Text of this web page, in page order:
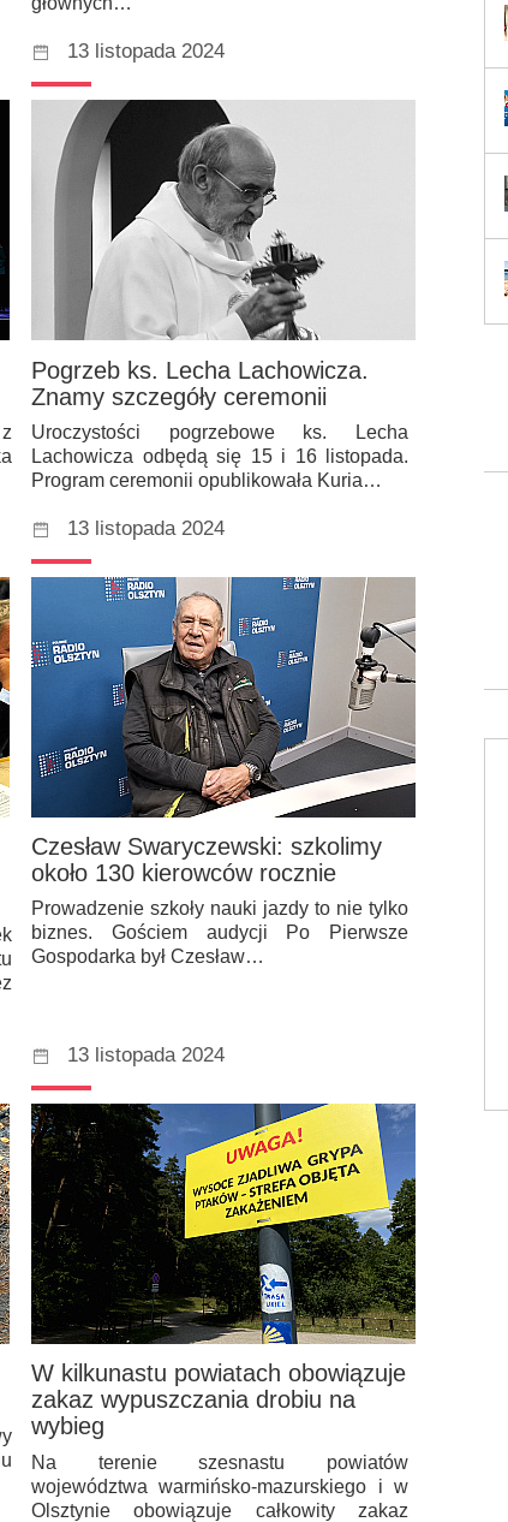
13 listopada 2024
Pogrzeb ks. Lecha Lachowicza.
Znamy szczegóły ceremonii
Uroczystości pogrzebowe ks. Lecha
Lachowicza odbędą się 15 i 16 listopada.
Program ceremonii opublikowała Kuria…
13 listopada 2024
Czesław Swaryczewski: szkolimy
około 130 kierowców rocznie
Prowadzenie szkoły nauki jazdy to nie tylko
biznes. Gościem audycji Po Pierwsze
Gospodarka był Czesław…
13 listopada 2024
W kilkunastu powiatach obowiązuje
zakaz wypuszczania drobiu na
wybieg
Na terenie szesnastu powiatów
województwa warmińsko-mazurskiego i w
Olsztynie obowiązuje całkowity zakaz